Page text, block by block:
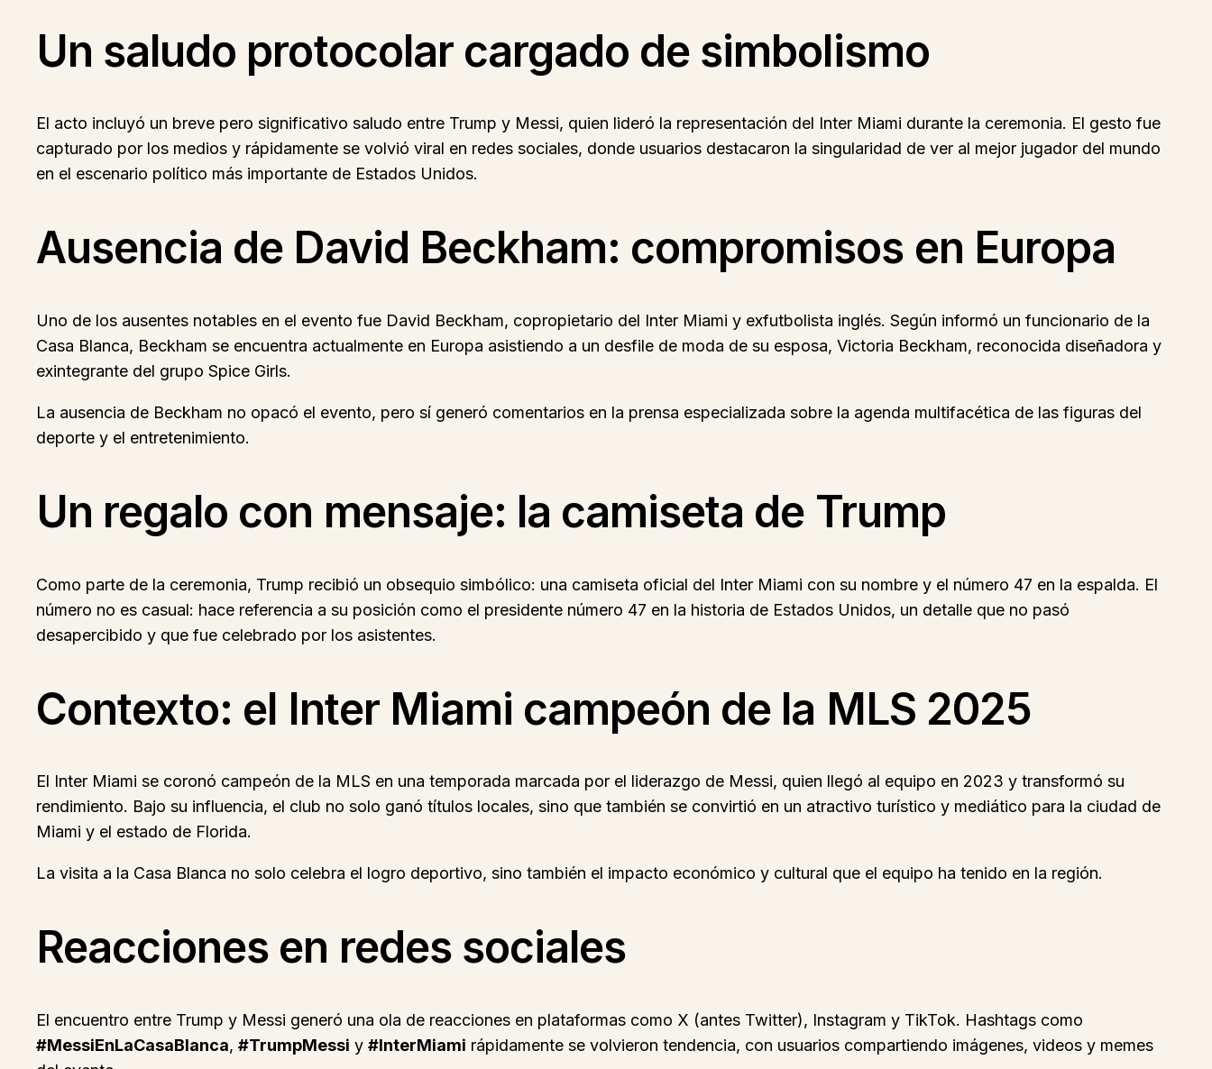
Un saludo protocolar cargado de simbolismo
El acto incluyó un breve pero significativo saludo entre Trump y Messi, quien lideró la representación del Inter Miami durante la ceremonia. El gesto fue
capturado por los medios y rápidamente se volvió viral en redes sociales, donde usuarios destacaron la singularidad de ver al mejor jugador del mundo
en el escenario político más importante de Estados Unidos.
Ausencia de David Beckham: compromisos en Europa
Uno de los ausentes notables en el evento fue David Beckham, copropietario del Inter Miami y exfutbolista inglés. Según informó un funcionario de la
Casa Blanca, Beckham se encuentra actualmente en Europa asistiendo a un desfile de moda de su esposa, Victoria Beckham, reconocida diseñadora y
exintegrante del grupo Spice Girls.
La ausencia de Beckham no opacó el evento, pero sí generó comentarios en la prensa especializada sobre la agenda multifacética de las figuras del
deporte y el entretenimiento.
Un regalo con mensaje: la camiseta de Trump
Como parte de la ceremonia, Trump recibió un obsequio simbólico: una camiseta oficial del Inter Miami con su nombre y el número 47 en la espalda. El
número no es casual: hace referencia a su posición como el presidente número 47 en la historia de Estados Unidos, un detalle que no pasó
desapercibido y que fue celebrado por los asistentes.
Contexto: el Inter Miami campeón de la MLS 2025
El Inter Miami se coronó campeón de la MLS en una temporada marcada por el liderazgo de Messi, quien llegó al equipo en 2023 y transformó su
rendimiento. Bajo su influencia, el club no solo ganó títulos locales, sino que también se convirtió en un atractivo turístico y mediático para la ciudad de
Miami y el estado de Florida.
La visita a la Casa Blanca no solo celebra el logro deportivo, sino también el impacto económico y cultural que el equipo ha tenido en la región.
Reacciones en redes sociales
El encuentro entre Trump y Messi generó una ola de reacciones en plataformas como X (antes Twitter), Instagram y TikTok. Hashtags como
#MessiEnLaCasaBlanca, #TrumpMessi y #InterMiami rápidamente se volvieron tendencia, con usuarios compartiendo imágenes, videos y memes